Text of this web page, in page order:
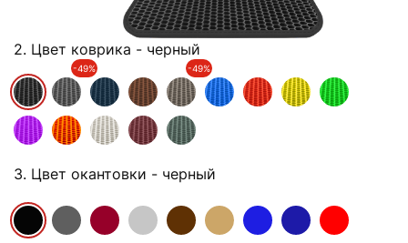
2. Цвет коврика - черный
-49% -49%
3. Цвет окантовки - черный